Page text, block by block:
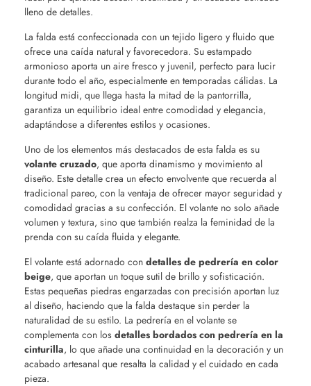
lleno de detalles.
La falda está confeccionada con un tejido ligero y fluido que
ofrece una caída natural y favorecedora. Su estampado
armonioso aporta un aire fresco y juvenil, perfecto para lucir
durante todo el año, especialmente en temporadas cálidas. La
longitud midi, que llega hasta la mitad de la pantorrilla,
garantiza un equilibrio ideal entre comodidad y elegancia,
adaptándose a diferentes estilos y ocasiones.
Uno de los elementos más destacados de esta falda es su
volante cruzado, que aporta dinamismo y movimiento al
diseño. Este detalle crea un efecto envolvente que recuerda al
tradicional pareo, con la ventaja de ofrecer mayor seguridad y
comodidad gracias a su confección. El volante no solo añade
volumen y textura, sino que también realza la feminidad de la
prenda con su caída fluida y elegante.
El volante está adornado con detalles de pedrería en color
beige, que aportan un toque sutil de brillo y sofisticación.
Estas pequeñas piedras engarzadas con precisión aportan luz
al diseño, haciendo que la falda destaque sin perder la
naturalidad de su estilo. La pedrería en el volante se
complementa con los detalles bordados con pedrería en la
cinturilla, lo que añade una continuidad en la decoración y un
acabado artesanal que resalta la calidad y el cuidado en cada
pieza.